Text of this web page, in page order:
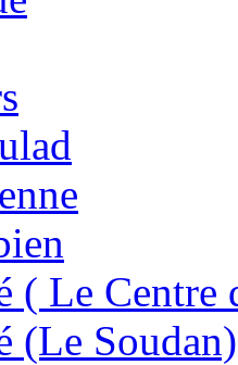
( Le Centre
(Le Soudan)